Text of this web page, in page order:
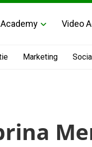
Academy Video
Marketing